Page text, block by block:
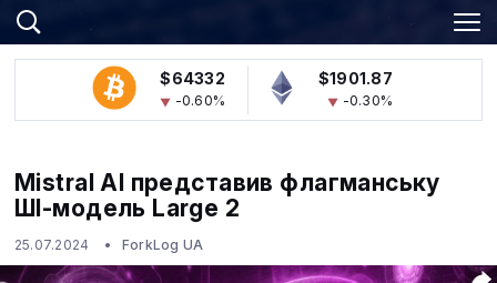
$64332
-0.60%
$1901.87
-0.30%
Mistral AI представив флагманську
ШІ-модель Large 2
25.07.2024 ForkLog UA